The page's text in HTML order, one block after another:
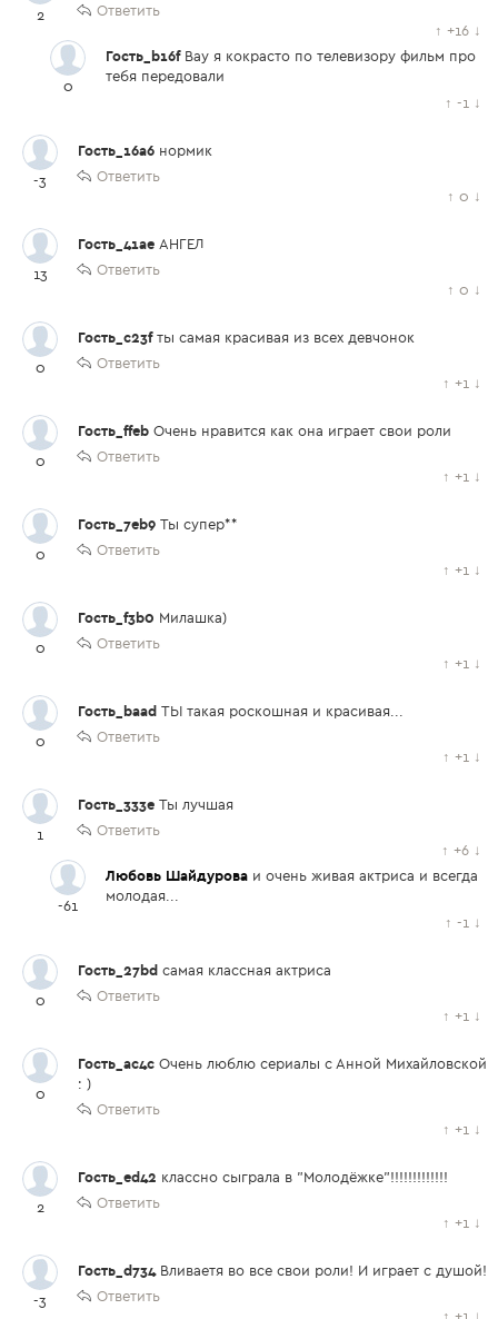
2
Ответить
↑ +16 ↓
0
Гость_b16f Вау я кокрасто по телевизору фильм про
тебя передовали
↑ -1 ↓
-3
Гость_16a6 нормик
Ответить
↑ 0 ↓
13
Гость_41ae АНГЕЛ
Ответить
↑ 0 ↓
0
Гость_c23fты самая красивая из всех девчонок
Ответить
↑ +1 ↓
0
Гость_ffeb Очень нравится как она играет свои роли
Ответить
↑ +1 ↓
0
Гость_7eb9 Ты супер**
Ответить
↑ +1 ↓
0
Гость_f3b0 Милашка)
Ответить
↑ +1 ↓
0
Гость_baad ТЫ такая роскошная и красивая...
Ответить
↑ +1 ↓
1
Гость_333e Ты лучшая
Ответить
↑ +6 ↓
-61
Любовь Шайдурова и очень живая актриса и всегда
молодая...
↑ -1 ↓
0
Гость_27bd самая классная актриса
Ответить
↑ +1 ↓
0
Гость_ac4c Очень люблю сериалы с Анной Михайловской
: )
Ответить
↑ +1 ↓
2
Гость_ed42 классно сыграла в "Молодёжке"!!!!!!!!!!!!!
Ответить
↑ +1 ↓
-3
Гость_d734 Вливаетя во все свои роли! И играет с душой!
Ответить